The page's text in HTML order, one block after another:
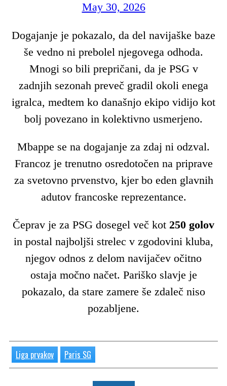
May 30, 2026
Dogajanje je pokazalo, da del navijaške baze
še vedno ni prebolel njegovega odhoda.
Mnogi so bili prepričani, da je PSG v
zadnjih sezonah preveč gradil okoli enega
igralca, medtem ko današnjo ekipo vidijo kot
bolj povezano in kolektivno usmerjeno.
Mbappe se na dogajanje za zdaj ni odzval.
Francoz je trenutno osredotočen na priprave
za svetovno prvenstvo, kjer bo eden glavnih
adutov francoske reprezentance.
Čeprav je za PSG dosegel več kot 250 golov
in postal najboljši strelec v zgodovini kluba,
njegov odnos z delom navijačev očitno
ostaja močno načet. Pariško slavje je
pokazalo, da stare zamere še zdaleč niso
pozabljene.
Liga prvakov Paris SG